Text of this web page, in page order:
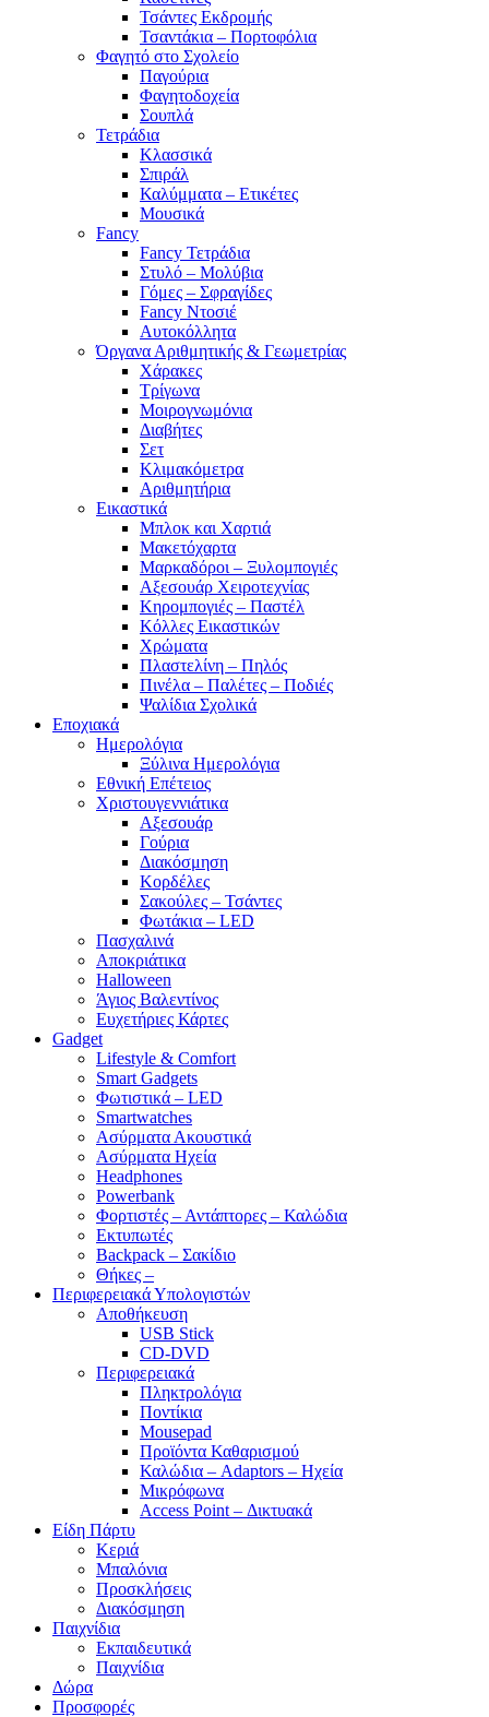
Τσάντες Εκδρομής
Τσαντάκια – Πορτοφόλια
Φαγητό στο Σχολείο
Παγούρια
Φαγητοδοχεία
Σουπλά
Τετράδια
Κλασσικά
Σπιράλ
Καλύμματα – Ετικέτες
Μουσικά
Fancy
Fancy Τετράδια
Στυλό – Μολύβια
Γόμες – Σφραγίδες
Fancy Ντοσιέ
Αυτοκόλλητα
Όργανα Αριθμητικής & Γεωμετρίας
Χάρακες
Τρίγωνα
Mοιρογνωμόνια
Διαβήτες
Σετ
Κλιμακόμετρα
Αριθμητήρια
Εικαστικά
Μπλοκ και Χαρτιά
Μακετόχαρτα
Μαρκαδόροι – Ξυλομπογιές
Αξεσουάρ Χειροτεχνίας
Κηρομπογιές – Παστέλ
Κόλλες Εικαστικών
Χρώματα
Πλαστελίνη – Πηλός
Πινέλα – Παλέτες – Ποδιές
Ψαλίδια Σχολικά
Εποχιακά
Ημερολόγια
Ξύλινα Ημερολόγια
Εθνική Επέτειος
Χριστουγεννιάτικα
Αξεσουάρ
Γούρια
Διακόσμηση
Κορδέλες
Σακούλες – Τσάντες
Φωτάκια – LED
Πασχαλινά
Αποκριάτικα
Halloween
Άγιος Βαλεντίνος
Ευχετήριες Κάρτες
Gadget
Lifestyle & Comfort
Smart Gadgets
Φωτιστικά – LED
Smartwatches
Ασύρματα Ακουστικά
Ασύρματα Ηχεία
Headphones
Powerbank
Φορτιστές – Αντάπτορες – Καλώδια
Εκτυπωτές
Backpack – Σακίδιο
Θήκες –
Περιφερειακά Υπολογιστών
Αποθήκευση
USB Stick
CD-DVD
Περιφερειακά
Πληκτρολόγια
Ποντίκια
Mousepad
Προϊόντα Καθαρισμού
Καλώδια – Adaptors – Ηχεία
Μικρόφωνα
Access Point – Δικτυακά
Είδη Πάρτυ
Κεριά
Μπαλόνια
Προσκλήσεις
Διακόσμηση
Παιχνίδια
Εκπαιδευτικά
Παιχνίδια
Δώρα
Προσφορές